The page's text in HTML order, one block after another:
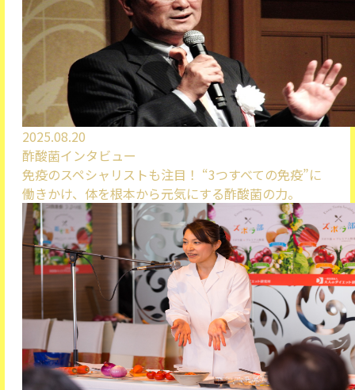
2025.08.20
酢酸菌インタビュー
免疫のスペシャリストも注目！ “3つすべての免疫”に
働きかけ、体を根本から元気にする酢酸菌の力。